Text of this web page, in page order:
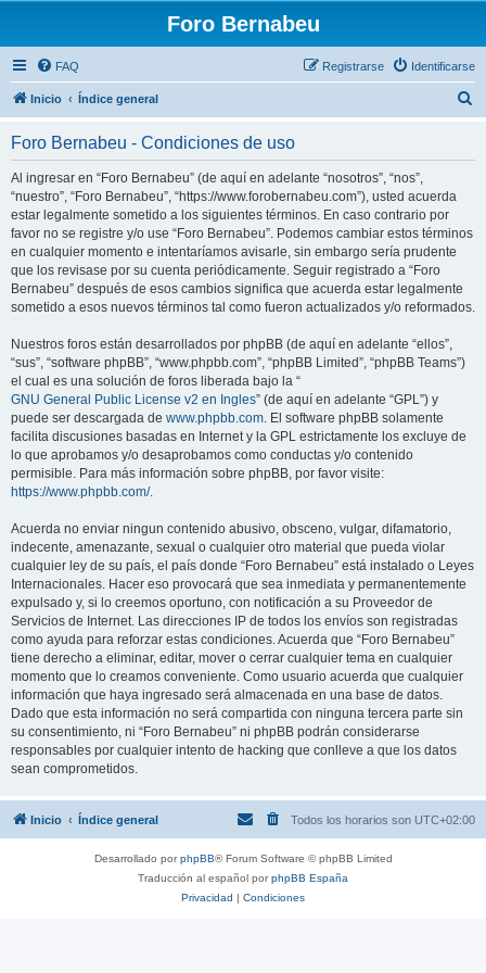
Foro Bernabeu
FAQ Identificarse
Registrarse
Inicio Índice general
Foro Bernabeu - Condiciones de uso
Al ingresar en “Foro Bernabeu” (de aquí en adelante “nosotros”, “nos”,
“nuestro”, “Foro Bernabeu”, “https://www.forobernabeu.com”), usted acuerda
estar legalmente sometido a los siguientes términos. En caso contrario por
favor no se registre y/o use “Foro Bernabeu”. Podemos cambiar estos términos
en cualquier momento e intentaríamos avisarle, sin embargo sería prudente
que los revisase por su cuenta periódicamente. Seguir registrado a “Foro
Bernabeu” después de esos cambios significa que acuerda estar legalmente
sometido a esos nuevos términos tal como fueron actualizados y/o reformados.
Nuestros foros están desarrollados por phpBB (de aquí en adelante “ellos”,
“sus”, “software phpBB”, “www.phpbb.com”, “phpBB Limited”, “phpBB Teams”)
el cual es una solución de foros liberada bajo la “
GNU General Public License v2 en Ingles” (de aquí en adelante “GPL”) y
puede ser descargada de www.phpbb.com. El software phpBB solamente
facilita discusiones basadas en Internet y la GPL estrictamente los excluye de
lo que aprobamos y/o desaprobamos como conductas y/o contenido
permisible. Para más información sobre phpBB, por favor visite:
https://www.phpbb.com/.
Acuerda no enviar ningun contenido abusivo, obsceno, vulgar, difamatorio,
indecente, amenazante, sexual o cualquier otro material que pueda violar
cualquier ley de su país, el país donde “Foro Bernabeu” está instalado o Leyes
Internacionales. Hacer eso provocará que sea inmediata y permanentemente
expulsado y, si lo creemos oportuno, con notificación a su Proveedor de
Servicios de Internet. Las direcciones IP de todos los envíos son registradas
como ayuda para reforzar estas condiciones. Acuerda que “Foro Bernabeu”
tiene derecho a eliminar, editar, mover o cerrar cualquier tema en cualquier
momento que lo creamos conveniente. Como usuario acuerda que cualquier
información que haya ingresado será almacenada en una base de datos.
Dado que esta información no será compartida con ninguna tercera parte sin
su consentimiento, ni “Foro Bernabeu” ni phpBB podrán considerarse
responsables por cualquier intento de hacking que conlleve a que los datos
sean comprometidos.
Inicio Índice general Todos los horarios son UTC+02:00
Desarrollado porphpBB® Forum Software © phpBB Limited
Traducción al español porphpBB España
Privacidad | Condiciones